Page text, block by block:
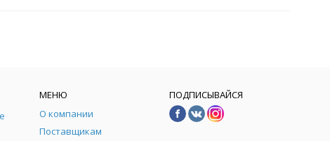
МЕНЮ
О компании
Поставщикам
ПОДПИСЫВАЙСЯ